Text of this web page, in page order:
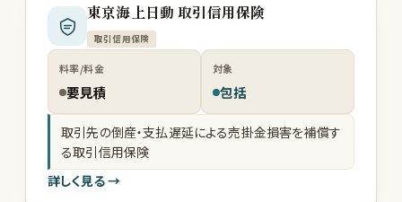
東京海上日動 取引信用保険
取引信用保険
料率/料金
要見積
対象
包括
取引先の倒産・支払遅延による売掛金損害を補償す
る取引信用保険
詳しく見る →